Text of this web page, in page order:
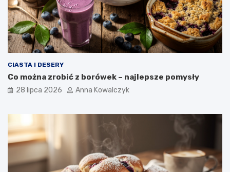
CIASTA I DESERY
Co można zrobić z borówek – najlepsze pomysły
28 lipca 2026 Anna Kowalczyk